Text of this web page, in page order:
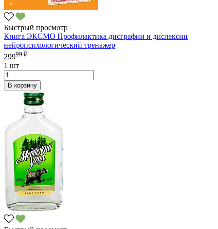
Быстрый просмотр
Книга ЭКСМО Профилактика дисграфии и дислексии
нейропсихологический тренажер
29999 ₽
1 шт
В корзину